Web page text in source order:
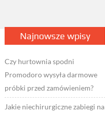
Najnowsze wpisy
Czy hurtownia spodni
Promodoro wysyła darmowe
próbki przed zamówieniem?
Jakie niechirurgiczne zabiegi na